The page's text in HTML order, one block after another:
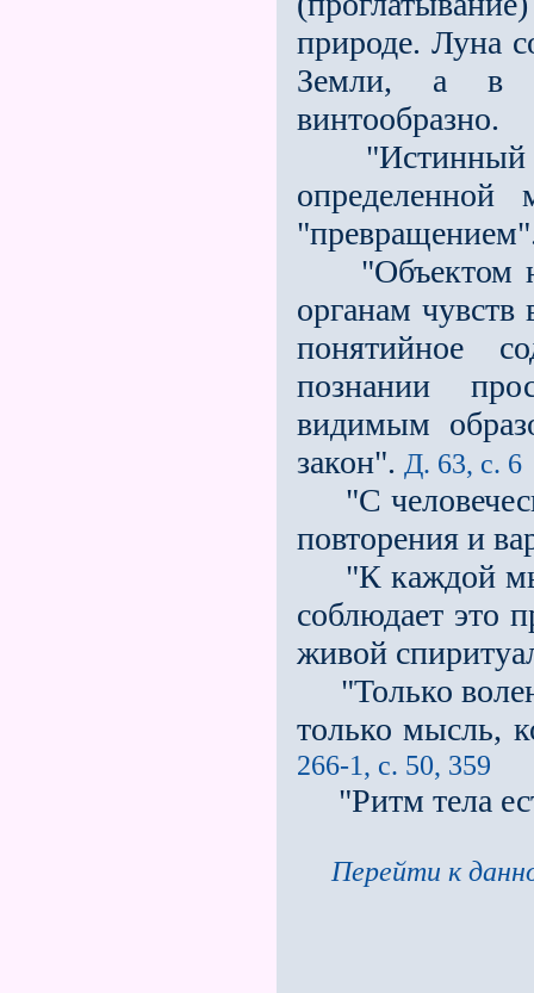
природе. Луна
Земли, а в
винтообразно.
"Истинный
"Объектом
органам чувств
понятийное
познании
видимым
закон". Д. 63, с. 6
"С
повторения и
"К каждой
соблюдает это
живой
"Только
только мысль,
266-1, с. 50, 359
"Ритм тела
Перейти к